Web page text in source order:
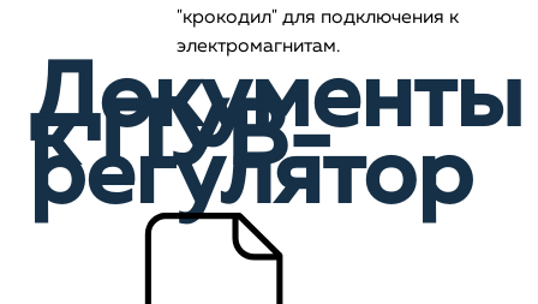
"крокодил" для подключения к
электромагнитам.
Документы
к ПУВ-
регулятор